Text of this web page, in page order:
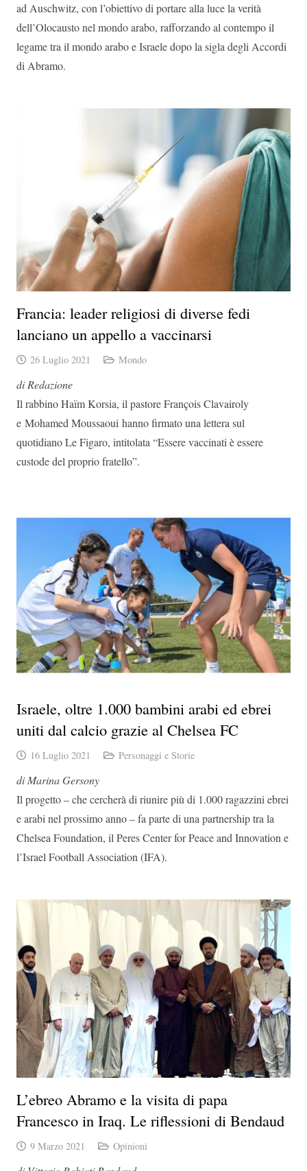
ad Auschwitz, con l’obiettivo di portare alla luce la verità
dell’Olocausto nel mondo arabo, rafforzando al contempo il
legame tra il mondo arabo e Israele dopo la sigla degli Accordi
di Abramo.
Francia: leader religiosi di diverse fedi
lanciano un appello a vaccinarsi
26 Luglio 2021 Mondo
di Redazione
Il rabbino Haïm Korsia, il pastore François Clavairoly
e Mohamed Moussaoui hanno firmato una lettera sul
quotidiano Le Figaro, intitolata “Essere vaccinati è essere
custode del proprio fratello”.
Israele, oltre 1.000 bambini arabi ed ebrei
uniti dal calcio grazie al Chelsea FC
16 Luglio 2021 Personaggi e Storie
di Marina Gersony
Il progetto – che cercherà di riunire più di 1.000 ragazzini ebrei
e arabi nel prossimo anno – fa parte di una partnership tra la
Chelsea Foundation, il Peres Center for Peace and Innovation e
l’Israel Football Association (IFA).
L’ebreo Abramo e la visita di papa
Francesco in Iraq. Le riflessioni di Bendaud
9 Marzo 2021 Opinioni